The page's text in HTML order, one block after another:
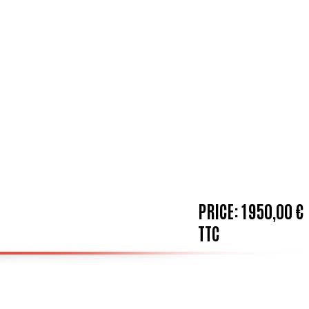
PRICE:1 950,00 €
TTC